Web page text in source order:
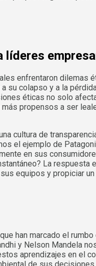
líderes
enfrentaron dilemas
su colapso y a la
éticas no solo
propensos a ser
cultura de
el ejemplo de
en sus
La
equipos y propiciar
han marcado el
y Nelson Mandela
aprendizajes en el